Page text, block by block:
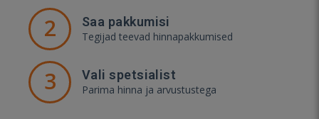
2 Saa pakkumisi
Tegijad teevad hinnapakkumised
3 Vali spetsialist
Parima hinna ja arvustustega